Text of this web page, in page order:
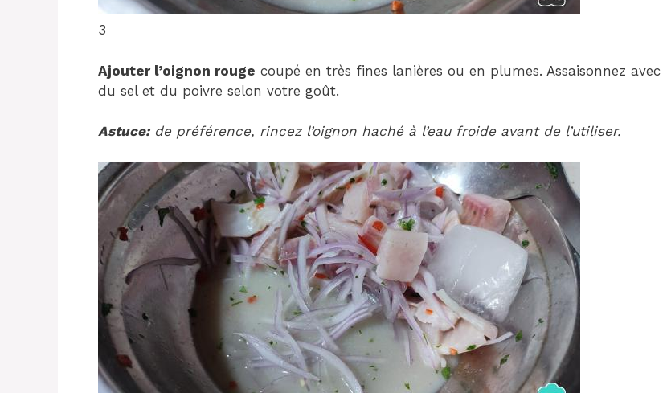
3
Ajouter l’oignon rouge coupé en très fines lanières ou en plumes. Assaisonnez avec
du sel et du poivre selon votre goût.
Astuce:de préférence, rincez l’oignon haché à l’eau froide avant de l’utiliser.